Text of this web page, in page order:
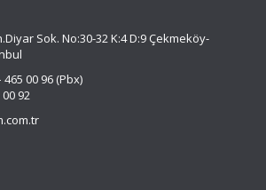
Sok. No:30-32 K:4 D:9 Çekmeköy-
00 96 (Pbx)
92